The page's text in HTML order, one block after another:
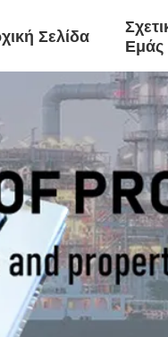
Σελίδα
Εμάς